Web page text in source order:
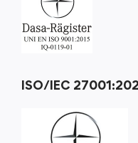
ISO/IEC